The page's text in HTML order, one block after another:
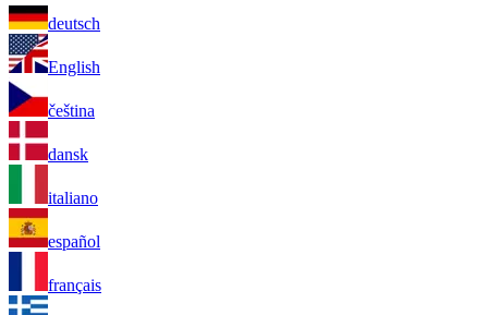
deutsch
English
čeština
dansk
italiano
español
français